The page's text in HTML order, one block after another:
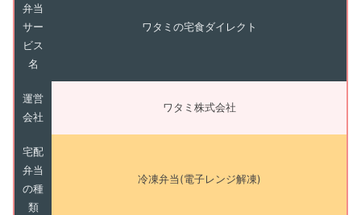
弁当
サー
ビス
名
ワタミの宅食ダイレクト
運営
会社
ワタミ株式会社
宅配
弁当
の種
類
冷凍弁当(電子レンジ解凍)